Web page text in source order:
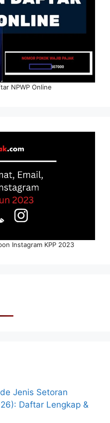
NPWP Online
Instagram KPP 2023
Jenis Setoran
Daftar Lengkap &